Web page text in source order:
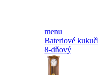
menu
Bateriové
8-dňový